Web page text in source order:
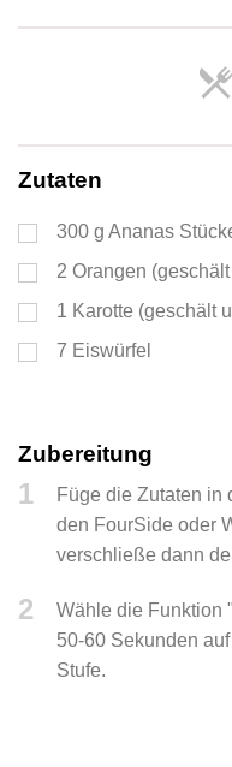
Zutaten
300 g Ananas
2 Orangen
1 Karotte (geschält
7 Eiswürfel
Zubereitung
1
Füge die Zutaten in
den FourSide oder
verschließe dann
2
Wähle die Funktion
50-60 Sekunden
Stufe.